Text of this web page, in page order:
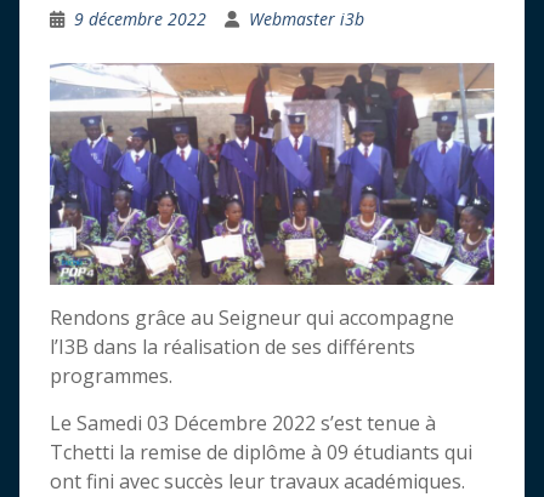
9 décembre 2022 Webmaster i3b
Rendons grâce au Seigneur qui accompagne
l’I3B dans la réalisation de ses différents
programmes.
Le Samedi 03 Décembre 2022 s’est tenue à
Tchetti la remise de diplôme à 09 étudiants qui
ont fini avec succès leur travaux académiques.